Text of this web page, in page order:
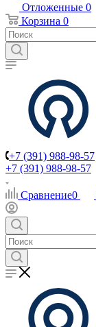
Отложенные 0
Корзина 0
+7 (391) 988-98-57
+7 (391) 988-98-57
Сравнение0